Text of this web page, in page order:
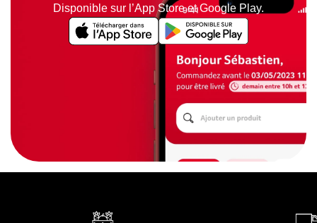
Disponible sur l’App Store et Google Play.